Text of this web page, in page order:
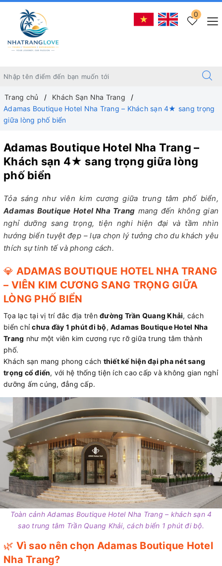
0
Trang chủ
Khách Sạn Nha Trang
Adamas Boutique Hotel Nha Trang – Khách sạn 4★ sang trọng
giữa lòng phố biển
Adamas Boutique Hotel Nha Trang –
Khách sạn 4★ sang trọng giữa lòng
phố biển
Tỏa sáng như viên kim cương giữa trung tâm phố biển,
Adamas Boutique Hotel Nha Trang mang đến không gian
nghỉ dưỡng sang trọng, tiện nghi hiện đại và tầm nhìn
hướng biển tuyệt đẹp – lựa chọn lý tưởng cho du khách yêu
thích sự tinh tế và phong cách.
💎 ADAMAS BOUTIQUE HOTEL NHA TRANG
– VIÊN KIM CƯƠNG SANG TRỌNG GIỮA
LÒNG PHỐ BIỂN
Tọa lạc tại vị trí đắc địa trên đường Trần Quang Khải, cách
biển chỉchưa đầy 1 phút đi bộ, Adamas Boutique Hotel Nha
Trang như một viên kim cương rực rỡ giữa trung tâm thành
phố.
Khách sạn mang phong cách thiết kế hiện đại pha nét sang
trọng cổ điển, với hệ thống tiện ích cao cấp và không gian nghỉ
dưỡng ấm cúng, đẳng cấp.
Toàn cảnh Adamas Boutique Hotel Nha Trang – khách sạn 4
sao trung tâm Trần Quang Khải, cách biển 1 phút đi bộ.
🌿 Vì sao nên chọn Adamas Boutique Hotel
Nha Trang?